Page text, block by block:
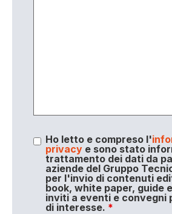
Ho letto e compreso l'
privacye sono stato
trattamento dei dati da
aziende del Gruppo
per l'invio di contenuti
book, white paper, guide
inviti a eventi e convegni
di interesse. *